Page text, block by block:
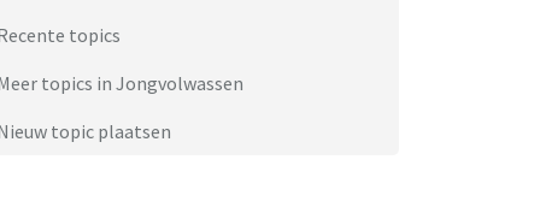
topics
topics in Jongvolwassen
topic plaatsen